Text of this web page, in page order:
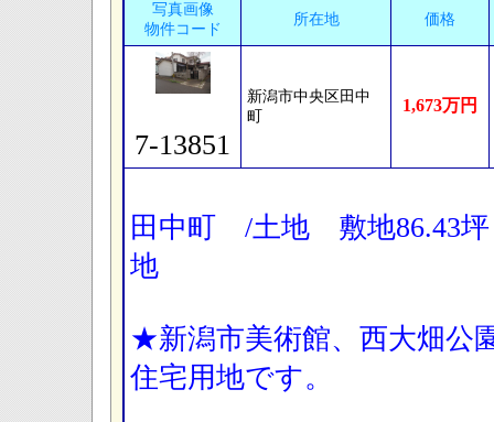
写真画像
物件コード
所在地 価格
7-13851
新潟市中央区田中
町
1,673万円
田中町 /土地 敷地86.43
地
★新潟市美術館、西大畑公
住宅用地です。